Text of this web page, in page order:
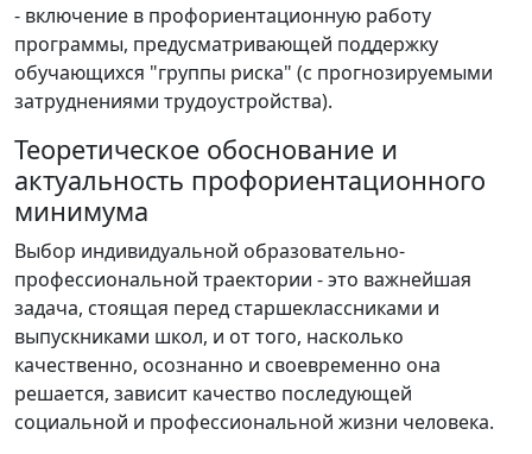
- включение в профориентационную работу
программы, предусматривающей поддержку
обучающихся "группы риска" (с прогнозируемыми
затруднениями трудоустройства).
Теоретическое обоснование и
актуальность профориентационного
минимума
Выбор индивидуальной образовательно-
профессиональной траектории - это важнейшая
задача, стоящая перед старшеклассниками и
выпускниками школ, и от того, насколько
качественно, осознанно и своевременно она
решается, зависит качество последующей
социальной и профессиональной жизни человека.